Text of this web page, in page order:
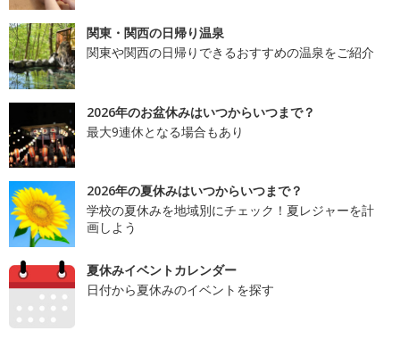
関東・関西の日帰り温泉
関東や関西の日帰りできるおすすめの温泉をご紹介
2026年のお盆休みはいつからいつまで？
最大9連休となる場合もあり
2026年の夏休みはいつからいつまで？
学校の夏休みを地域別にチェック！夏レジャーを計
画しよう
夏休みイベントカレンダー
日付から夏休みのイベントを探す